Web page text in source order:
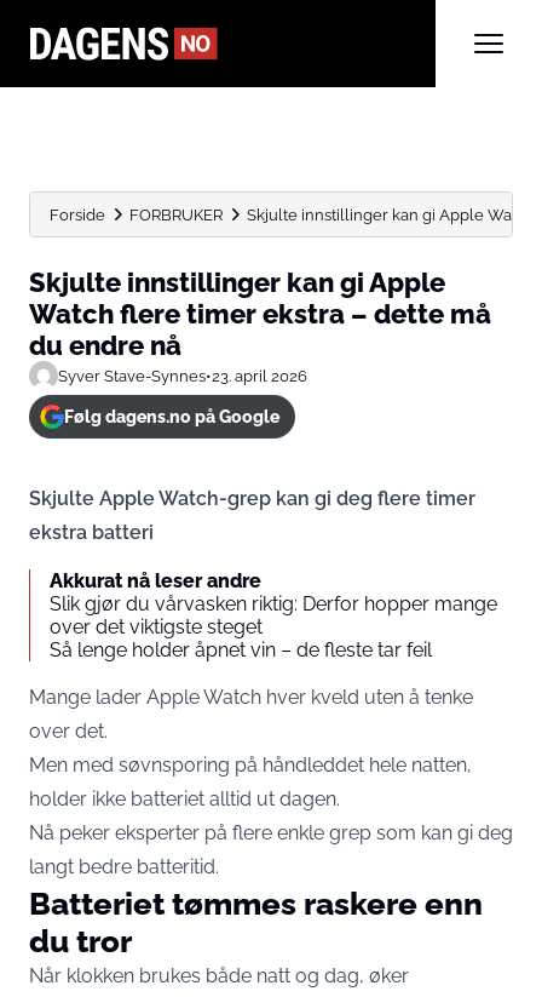
Forside FORBRUKER Skjulte innstillinger kan gi Apple Watch
Skjulte innstillinger kan gi Apple
Watch flere timer ekstra – dette må
du endre nå
Syver Stave-Synnes•23. april 2026
Følg dagens.no på Google
Skjulte Apple Watch-grep kan gi deg flere timer
ekstra batteri
Akkurat nå leser andre
Slik gjør du vårvasken riktig: Derfor hopper mange
over det viktigste steget
Så lenge holder åpnet vin – de fleste tar feil
Mange lader Apple Watch hver kveld uten å tenke
over det.
Men med søvnsporing på håndleddet hele natten,
holder ikke batteriet alltid ut dagen.
Nå peker eksperter på flere enkle grep som kan gi deg
langt bedre batteritid.
Batteriet tømmes raskere enn
du tror
Når klokken brukes både natt og dag, øker